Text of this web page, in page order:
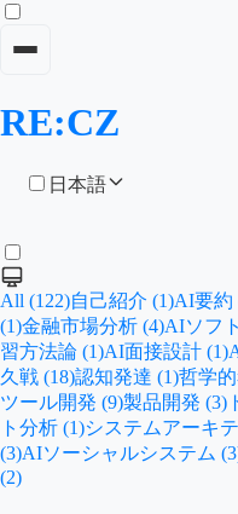
RE:CZ
日本語
All (122)自己紹介 (1)AI要約
(1)金融市場分析 (4)AIソフ
習方法論 (1)AI面接設計 (1)
久戦 (18)認知発達 (1)哲学
ツール開発 (9)製品開発 (3)
ト分析 (1)システムアーキ
(3)AIソーシャルシステム
(2)